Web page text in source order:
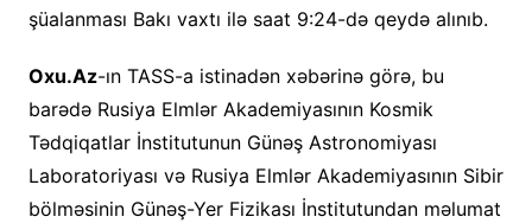
şüalanması Bakı vaxtı ilə saat 9:24-də qeydə alınıb.
Oxu.Az-ın TASS-a istinadən xəbərinə görə, bu
barədə Rusiya Elmlər Akademiyasının Kosmik
Tədqiqatlar İnstitutunun Günəş Astronomiyası
Laboratoriyası və Rusiya Elmlər Akademiyasının Sibir
bölməsinin Günəş-Yer Fizikası İnstitutundan məlumat